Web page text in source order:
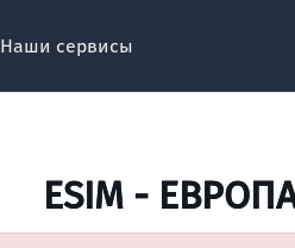
Наши сервисы
ESIM -